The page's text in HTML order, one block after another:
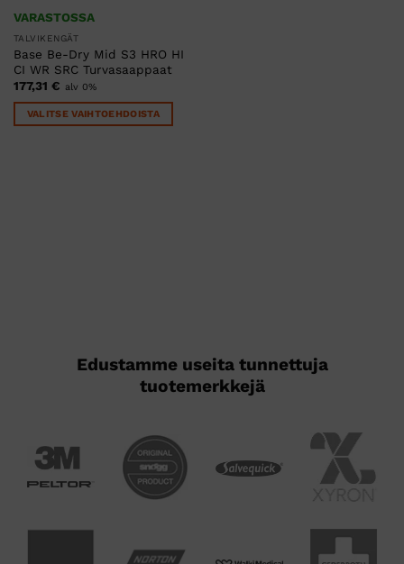
VARASTOSSA
TALVIKENGÄT
Base Be-Dry Mid S3 HRO HI
CI WR SRC Turvasaappaat
177,31 € alv 0%
VALITSE VAIHTOEHDOISTA
Edustamme useita tunnettuja
tuotemerkkejä